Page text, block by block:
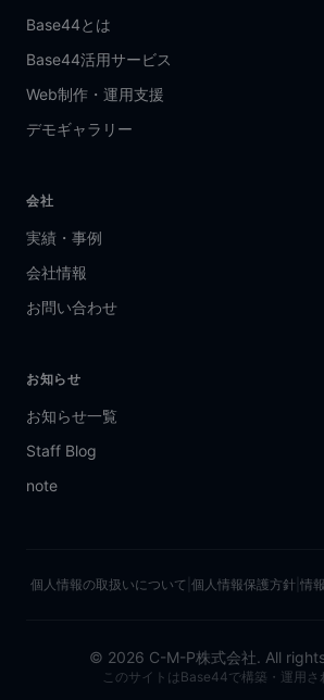
Base44とは
Base44活用サービス
Web制作・運用支援
デモギャラリー
会社
実績・事例
会社情報
お問い合わせ
お知らせ
お知らせ一覧
Staff Blog
note
個人情報の取扱いについて 個人情報保護方針 情
© 2026 C-M-P株式会社. All
このサイトはBase44で構築・運用さ